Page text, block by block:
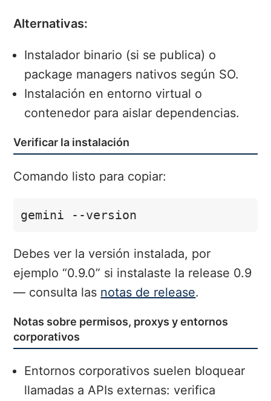
Alternativas:
Instalador binario (si se publica) o
package managers nativos según SO.
Instalación en entorno virtual o
contenedor para aislar dependencias.
Verificar la instalación
Comando listo para copiar:
gemini --version
Debes ver la versión instalada, por
ejemplo “0.9.0” si instalaste la release 0.9
— consulta las notas de release.
Notas sobre permisos, proxys y entornos
corporativos
Entornos corporativos suelen bloquear
llamadas a APIs externas: verifica